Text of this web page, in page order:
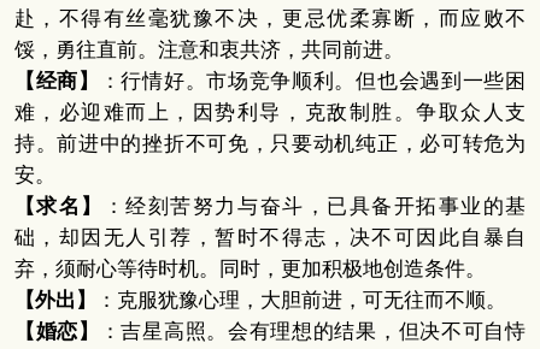
赴，不得有丝毫犹豫不决，更忌优柔寡断，而应败不
馁，勇往直前。注意和衷共济，共同前进。
【经商】
：行情好。市场竞争顺利。但也会遇到一些困
难，必迎难而上，因势利导，克敌制胜。争取众人支
持。前进中的挫折不可免，只要动机纯正，必可转危为
安。
【求名】
：经刻苦努力与奋斗，已具备开拓事业的基
础，却因无人引荐，暂时不得志，决不可因此自暴自
弃，须耐心等待时机。同时，更加积极地创造条件。
【外出】
：克服犹豫心理，大胆前进，可无往而不顺。
【婚恋】
：吉星高照。会有理想的结果，但决不可自恃